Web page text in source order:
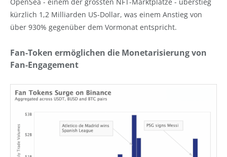
kürzlich 1,2 Milliarden US-Dollar, was einem Anstieg von
über 930% gegenüber dem Vormonat entspricht.
Fan-Token ermöglichen die Monetarisierung von
Fan-Engagement